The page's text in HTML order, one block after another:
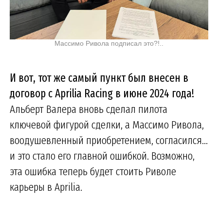
Массимо Ривола подписал это?!..
И вот, тот же самый пункт был внесен в
договор с Aprilia Racing в июне 2024 года!
Альберт Валера вновь сделал пилота
ключевой фигурой сделки, а Массимо Ривола,
воодушевленный приобретением, согласился...
и это стало его главной ошибкой. Возможно,
эта ошибка теперь будет стоить Риволе
карьеры в Aprilia.